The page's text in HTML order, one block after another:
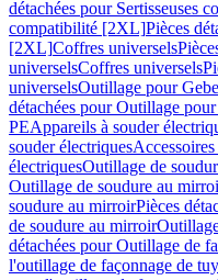
détachées pour Sertisseuses
compatibilité [2XL]Pièces
[2XL]Coffres universels
universelsCoffres universels
universelsOutillage pour
détachées pour Outillage
PEAppareils à souder
souder électriques
électriquesOutillage de
Outillage de soudure au
soudure au mirroirPièces
de soudure au mirroir
détachées pour Outillage de
l'outillage de façonnage de